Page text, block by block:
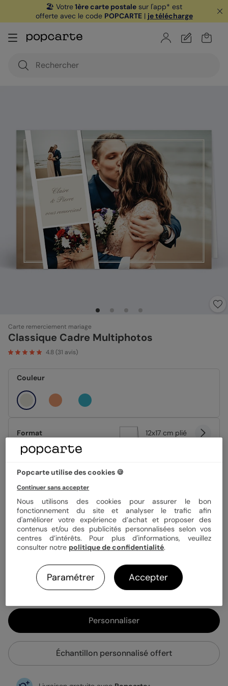
🏖️ Votre1ère carte postale sur l'app* est
offerte avec le code POPCARTE| je télécharge
Carte remerciement mariage
Classique Cadre Multiphotos
4.8(31 avis)
Couleur
Format 12x17 cm plié
Papier
Quantité Échantillon personnalisé
1,39 €
Enveloppe blanche offerte
Fabrication française
Expédition rapide en 24h
Personnaliser
Échantillon personnalisé offert
Popcarte utilise des cookies 🍪
Continuer sans accepter
Nous utilisons des cookies pour assurer le bon
fonctionnement du site et analyser le trafic afin
d'améliorer votre expérience d’achat et proposer des
contenus et/ou des publicités personnalisées selon vos
centres d’intérêts. Pour plus d'informations, veuillez
consulter notre politique de confidentialité.
Paramétrer Accepter